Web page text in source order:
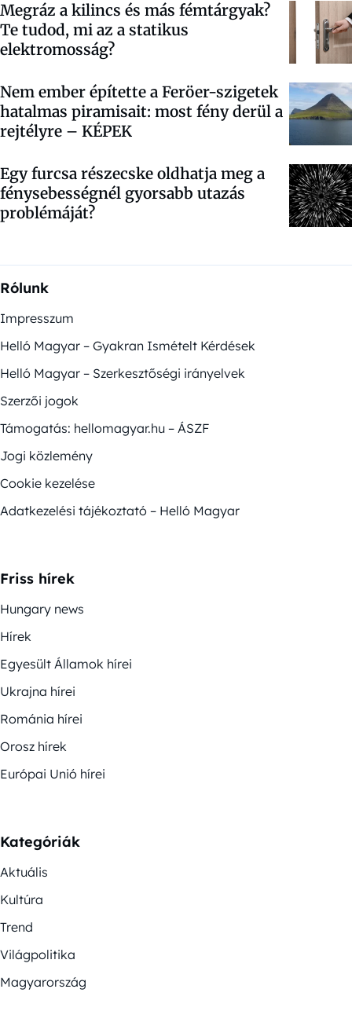
Megráz a kilincs és más fémtárgyak?
Te tudod, mi az a statikus
elektromosság?
Nem ember építette a Feröer-szigetek
hatalmas piramisait: most fény derül a
rejtélyre – KÉPEK
Egy furcsa részecske oldhatja meg a
fénysebességnél gyorsabb utazás
problémáját?
Rólunk
Impresszum
Helló Magyar – Gyakran Ismételt Kérdések
Helló Magyar – Szerkesztőségi irányelvek
Szerzői jogok
Támogatás: hellomagyar.hu – ÁSZF
Jogi közlemény
Cookie kezelése
Adatkezelési tájékoztató – Helló Magyar
Friss hírek
Hungary news
Hírek
Egyesült Államok hírei
Ukrajna hírei
Románia hírei
Orosz hírek
Európai Unió hírei
Kategóriák
Aktuális
Kultúra
Trend
Világpolitika
Magyarország